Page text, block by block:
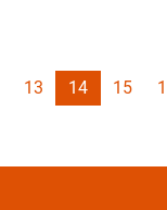
13 14 15